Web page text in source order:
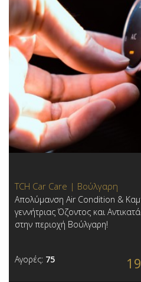
TCH Car Care | Βούλγαρη
Απολύμανση Air Condition &
γεννήτριας Όζοντος και
στην περιοχή Βούλγαρη!
Αγορές: 75